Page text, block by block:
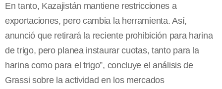
En tanto, Kazajistán mantiene restricciones a
exportaciones, pero cambia la herramienta. Así,
anunció que retirará la reciente prohibición para harina
de trigo, pero planea instaurar cuotas, tanto para la
harina como para el trigo”, concluye el análisis de
Grassi sobre la actividad en los mercados